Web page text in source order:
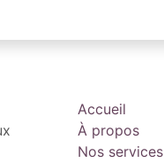
Accueil
À propos
Nos services